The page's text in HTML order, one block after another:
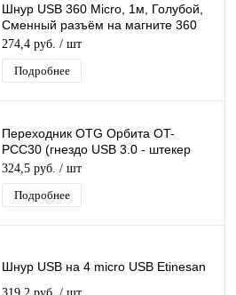
Шнур USB 360 Micro, 1м, Голубой,
Сменный разъём на магните 360
градусов силиконовый
274,4 руб. / шт
Подробнее
Переходник OTG Орбита OT-
PCC30 (гнездо USB 3.0 - штекер
Lightning)
324,5 руб. / шт
Подробнее
Шнур USB на 4 micro USB Etinesan